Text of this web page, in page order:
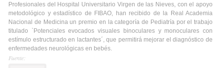
Profesionales del Hospital Universitario Virgen de las Nieves, con el apoyo
metodológico y estadístico de FIBAO, han recibido de la Real Academia
Nacional de Medicina un premio en la categoría de Pediatría por el trabajo
titulado `Potenciales evocados visuales binoculares y monoculares con
estímulo estructurado en lactantes´, que permitirá mejorar el diagnóstico de
enfermedades neurológicas en bebés.
Fuente: